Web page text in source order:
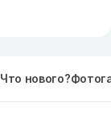
Что нового?